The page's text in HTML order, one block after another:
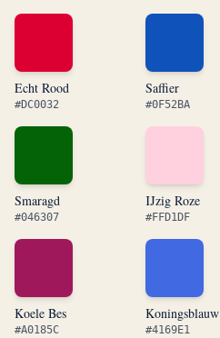
Echt Rood
#DC0032
Saffier
#0F52BA
Smaragd
#046307
IJzig Roze
#FFD1DF
Koele Bes
#A0185C
Koningsblauw
#4169E1